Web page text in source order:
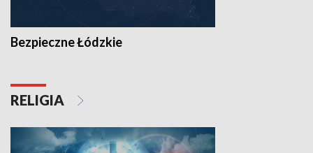
Bezpieczne Łódzkie
RELIGIA